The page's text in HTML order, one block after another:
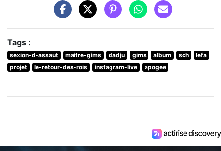
Tags :
sexion-d-assaut maitre-gims dadju gims album sch
lefa
projet
le-retour-des-rois instagram-live apogee